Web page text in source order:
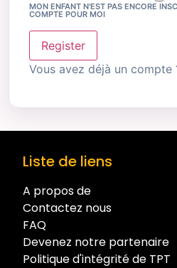
MON ENFANT N'EST PAS ENCORE
COMPTE POUR MOI
Register
Vous avez déjà un compte
Liste de liens
A propos de
Contactez nous
FAQ
Devenez notre partenaire
Politique d'intégrité de TPT